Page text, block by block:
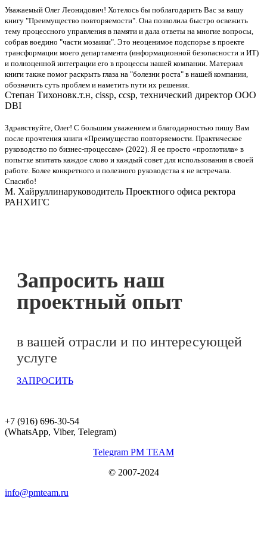
Уважаемый Олег Леонидович! Хотелось бы поблагодарить Вас за вашу
книгу "Преимущество повторяемости". Она позволила быстро освежить
тему процессного управления в памяти и дала ответы на многие вопросы,
собрав воедино "части мозаики". Это неоценимое подспорье в проекте
трансформации моего департамента (информационной безопасности и ИТ)
и полноценной интеграции его в процессы нашей компании. Материал
книги также помог раскрыть глаза на "болезни роста" в нашей компании,
обозначить суть проблем и наметить пути их решения.
Степан Тихоновк.т.н, cissp, ccsp, технический директор ООО
DBI
Здравствуйте, Олег! С большим уважением и благодарностью пишу Вам
после прочтения книги «Преимущество повторяемости. Практическое
руководство по бизнес-процессам» (2022). Я ее просто «проглотила» в
попытке впитать каждое слово и каждый совет для использования в своей
работе. Более конкретного и полезного руководства я не встречала.
Спасибо!
М. Хайруллинаруководитель Проектного офиса ректора
РАНХИГС
Запросить наш
проектный опыт
в вашей отрасли и по интересующей
услуге
ЗАПРОСИТЬ
+7 (916) 696-30-54
(WhatsApp, Viber, Telegram)
Telegram PM TEAM
© 2007-2024
info@pmteam.ru